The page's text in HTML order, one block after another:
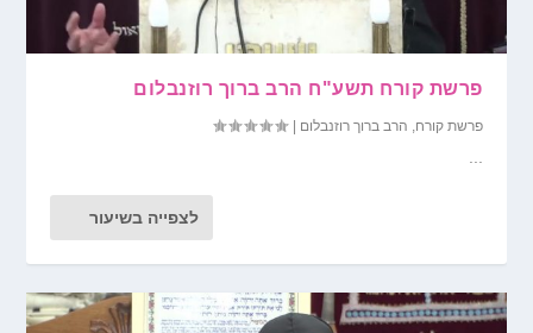
פרשת קורח תשע"ח הרב ברוך רוזנבלום
פרשת קורח הרב ברוך רוזנבלום |
לצפייה בשיעור